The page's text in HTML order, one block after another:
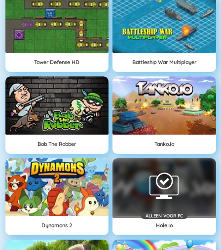
Tower Defense HD Battleship War Multiplayer
Bob The Robber Tanko.io
Dynamons 2
ALLEEN VOOR PC
Hole.io